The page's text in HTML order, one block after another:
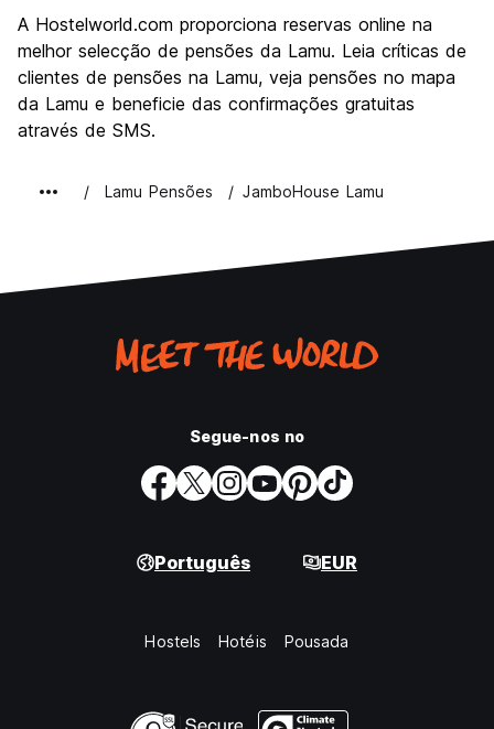
Cultura
9.5
Festas / vida noturna
6.5
Custo-beneficio
A Hostelworld.com proporciona reservas online na
melhor selecção de pensões da Lamu. Leia críticas de
clientes de pensões na Lamu, veja pensões no mapa
da Lamu e beneficie das confirmações gratuitas
através de SMS.
Lamu Pensões JamboHouse Lamu
Segue-nos no
Português EUR
Hostels Hotéis Pousada